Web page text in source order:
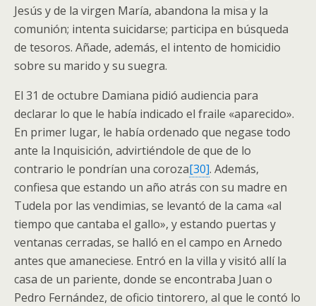
Jesús y de la virgen María, abandona la misa y la
comunión; intenta suicidarse; participa en búsqueda
de tesoros. Añade, además, el intento de homicidio
sobre su marido y su suegra.
El 31 de octubre Damiana pidió audiencia para
declarar lo que le había indicado el fraile «aparecido».
En primer lugar, le había ordenado que negase todo
ante la Inquisición, advirtiéndole de que de lo
contrario le pondrían una coroza[30]. Además,
confiesa que estando un año atrás con su madre en
Tudela por las vendimias, se levantó de la cama «al
tiempo que cantaba el gallo», y estando puertas y
ventanas cerradas, se halló en el campo en Arnedo
antes que amaneciese. Entró en la villa y visitó allí la
casa de un pariente, donde se encontraba Juan o
Pedro Fernández, de oficio tintorero, al que le contó lo